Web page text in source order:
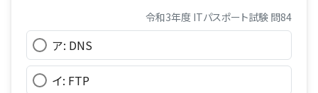
令和3年度 ITパスポート試験 問84
ア: DNS
イ: FTP